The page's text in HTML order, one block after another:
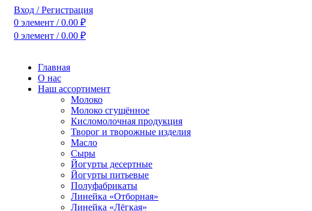
Вход / Регистрация
0 элемент / 0.00 ₽
0 элемент / 0.00 ₽
Главная
О нас
Наш ассортимент
Молоко
Молоко сгущённое
Кисломолочная продукция
Творог и творожные изделия
Масло
Сыры
Йогурты десертные
Йогурты питьевые
Полуфабрикаты
Линейка «Отборная»
Линейка «Лёгкая»